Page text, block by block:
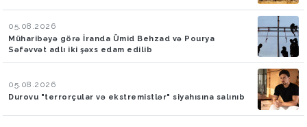
05.08.2026
Müharibəyə görə İranda Ümid Behzad və Pourya
Səfəvvət adlı iki şəxs edam edilib
05.08.2026
Durovu "terrorçular və ekstremistlər" siyahısına salınıb